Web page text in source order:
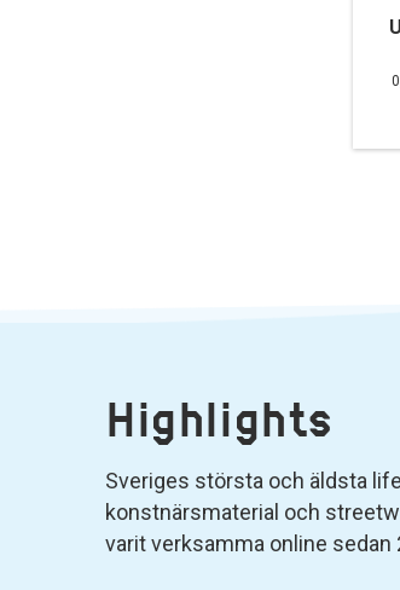
Highlights
Sveriges största och äldsta
konstnärsmaterial och
varit verksamma online sedan